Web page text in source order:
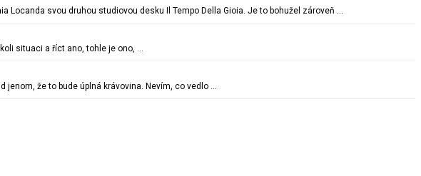
Locanda svou druhou studiovou desku Il Tempo Della Gioia. Je to bohužel zároveň …
situaci a říct ano, tohle je ono, …
jenom, že to bude úplná krávovina. Nevím, co vedlo …